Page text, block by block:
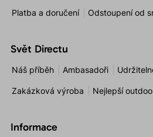
Platba a doručení Odstoupení od
Svět Directu
Náš příběh Ambasadoři
Zakázková výroba Nejlepší
Informace